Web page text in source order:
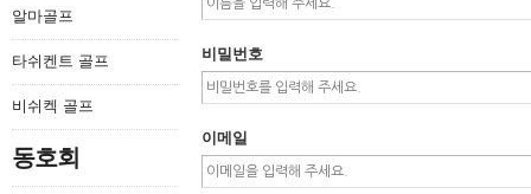
알마골프
타쉬켄트 골프
비쉬켁 골프
동호회
비밀번호
이메일